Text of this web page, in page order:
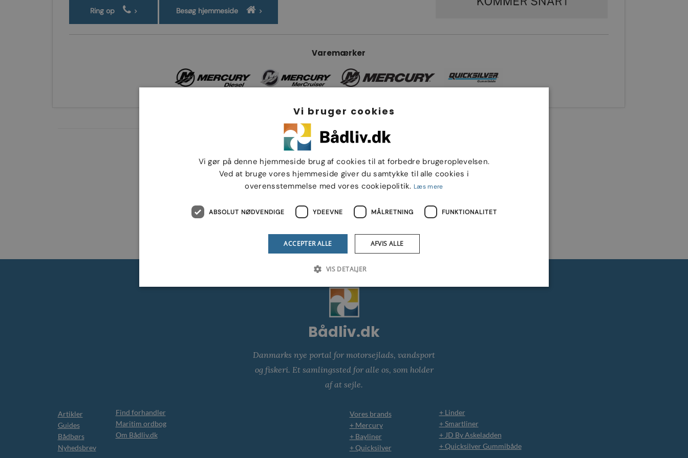
Ring op Besøg hjemmeside
Varemærker
Bådliv.dk
Danmarks nye portal for motorsejlads, vandsport
og fiskeri. Et samlingssted for alle os, som holder
af at sejle.
Artikler
Guides
Bådbørs
Nyhedsbrev
Find forhandler
Maritim ordbog
Om Bådliv.dk
Vores brands
+ Mercury
+ Bayliner
+ Quicksilver
+ Linder
+ Smartliner
+ JD By Askeladden
+ Quicksilver Gummibåde
Vi bruger cookies
Vi gør på denne hjemmeside brug af cookies til at forbedre brugeroplevelsen.
Ved at bruge vores hjemmeside giver du samtykke til alle cookies i
overensstemmelse med vores cookiepolitik. Læs mere
ABSOLUT NØDVENDIGE YDEEVNE MÅLRETNING FUNKTIONALITET
ACCEPTER ALLE AFVIS ALLE
VIS DETALJER